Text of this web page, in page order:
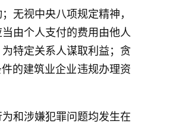
视中央八项规定精神，
由个人支付的费用由他人
特定关系人谋取利益；贪
的建筑业企业违规办理资
和涉嫌犯罪问题均发生在